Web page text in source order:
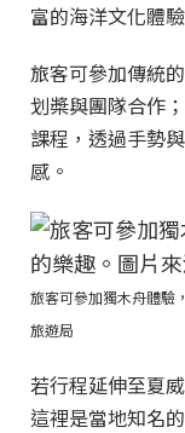
富的海洋文化體驗
旅客可參加傳統
划槳與團隊合作
課程，透過手勢
感。
旅客可參加獨木舟體驗
旅遊局
若行程延伸至夏
這裡是當地知名